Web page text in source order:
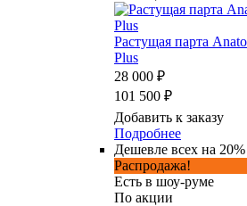
Растущая парта
Plus
28 000 ₽
101 500 ₽
Добавить к заказу
Подробнее
Дешевле всех на 20%
Распродажа!
Есть в шоу-руме
По акции